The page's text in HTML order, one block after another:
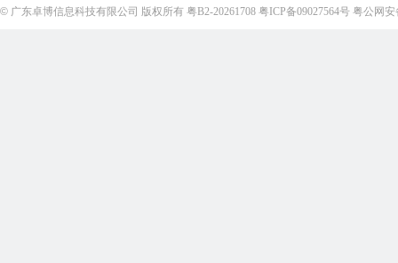
© 广东卓博信息科技有限公司 版权所有 粤B2-20261708 粤ICP备09027564号 粤公网安